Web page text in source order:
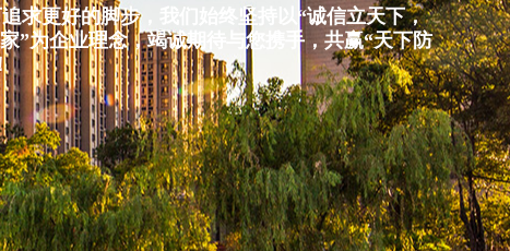
更好的脚步，我们始终坚持以“诚信立天下，
”为企业理念，竭诚期待与您携手，共赢“天下防